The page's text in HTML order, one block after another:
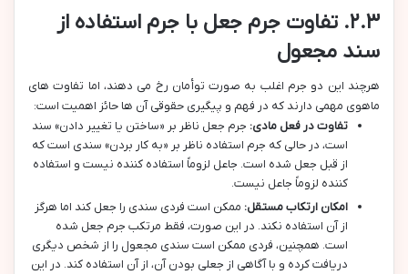
۲.۳. تفاوت جرم جعل با جرم استفاده از
سند مجعول
هرچند این دو جرم اغلب به صورت توأمان رخ می دهند، اما تفاوت های
ماهوی مهمی دارند که در فهم و پیگیری حقوقی آن ها حائز اهمیت است:
تفاوت در فعل مادی: جرم جعل ناظر بر «ساختن یا تغییر دادن» سند
است، در حالی که جرم استفاده ناظر بر «به کار بردن» سندی است که
از قبل جعل شده است. جاعل لزوماً استفاده کننده نیست و استفاده
کننده لزوماً جاعل نیست.
امکان ارتکاب مستقل: ممکن است فردی سندی را جعل کند اما هرگز
از آن استفاده نکند. در این صورت، فقط مرتکب جرم جعل شده
است. همچنین، فردی ممکن است سندی مجعول را از شخص دیگری
دریافت کرده و با آگاهی از جعلی بودن آن، از آن استفاده کند. در این